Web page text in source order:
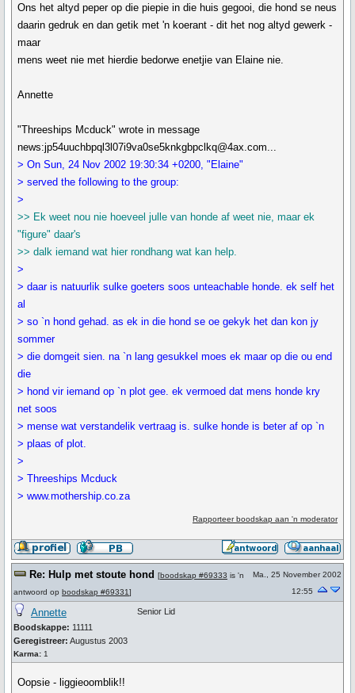
Ons het altyd peper op die piepie in die huis gegooi, die hond se neus
daarin gedruk en dan getik met 'n koerant - dit het nog altyd gewerk -
maar
mens weet nie met hierdie bedorwe enetjie van Elaine nie.
Annette
"Threeships Mcduck" wrote in message
news:jp54uuchbpql3l07i9va0se5knkgbpclkq@4ax.com...
> On Sun, 24 Nov 2002 19:30:34 +0200, "Elaine"
> served the following to the group:
>
>> Ek weet nou nie hoeveel julle van honde af weet nie, maar ek
"figure" daar's
>> dalk iemand wat hier rondhang wat kan help.
>
> daar is natuurlik sulke goeters soos unteachable honde. ek self het
al
> so `n hond gehad. as ek in die hond se oe gekyk het dan kon jy
sommer
> die domgeit sien. na `n lang gesukkel moes ek maar op die ou end
die
> hond vir iemand op `n plot gee. ek vermoed dat mens honde kry
net soos
> mense wat verstandelik vertraag is. sulke honde is beter af op `n
> plaas of plot.
>
> Threeships Mcduck
> www.mothership.co.za
Rapporteer boodskap aan 'n moderator
Re: Hulp met stoute hond [boodskap #69333 is 'n
antwoord op boodskap #69331]
Ma., 25 November 2002
12:55
Annette
Boodskappe: 11111
Geregistreer: Augustus 2003
Karma: 1
Senior Lid
Oopsie - liggieoomblik!!